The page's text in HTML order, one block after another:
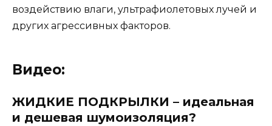
воздействию влаги, ультрафиолетовых лучей и
других агрессивных факторов.
Видео:
ЖИДКИЕ ПОДКРЫЛКИ – идеальная
и дешевая шумоизоляция?